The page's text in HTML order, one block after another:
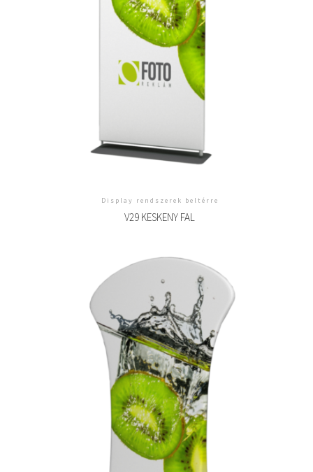
Display rendszerek beltérre
V29 KESKENY FAL